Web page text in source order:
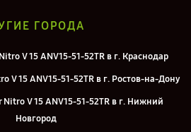
ГОРОДА
V 15 ANV15-51-52TR в г. Краснодар
V 15 ANV15-51-52TR в г. Ростов-на-Дону
Nitro V 15 ANV15-51-52TR в г. Нижний
Новгород